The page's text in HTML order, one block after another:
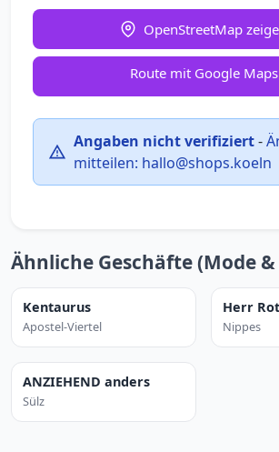
OpenStreetMap
Route mit Google Maps
Angaben nicht verifiziert-
mitteilen: hallo@shops.koeln
Ähnliche Geschäfte (Mode &
Kentaurus
Apostel-Viertel
Herr
Nippes
ANZIEHEND anders
Sülz